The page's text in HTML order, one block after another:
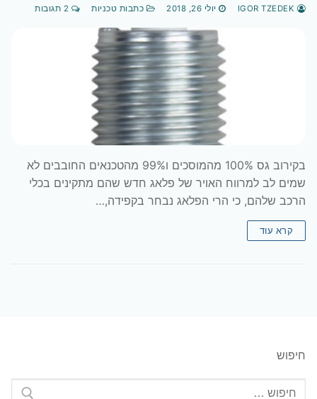
יולי 26, 2018 כתבות טכניות
בקירוב גס 100% מהמוסכים ו99% מהטכנאים החובבים לא
שמים לב למרווח האויר של פלאג חדש שהם מתקינים בכלי
הרכב שלהם, כי הרי הפלאג נבחר בקפידה,…
קרא עוד
חיפוש
חפש: